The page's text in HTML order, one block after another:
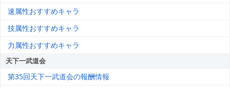
速属性おすすめキャラ
技属性おすすめキャラ
力属性おすすめキャラ
天下一武道会
第35回天下一武道会の報酬情報